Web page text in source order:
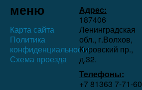
меню
Карта сайта
Политика
конфиденциальности
Схема проезда
Адрес:
187406
Ленинградская
обл., г.Волхов,
Кировский пр.,
д.32.
Телефоны:
+7 81363 7‑71-60